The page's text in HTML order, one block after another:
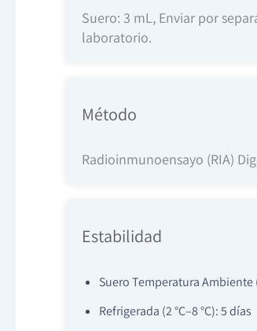
Suero: 3 mL, Enviar por
laboratorio.
Método
Radioinmunoensayo (RIA)
Estabilidad
Suero Temperatura Ambiente
Refrigerada (2 °C–8 °C): 5 días